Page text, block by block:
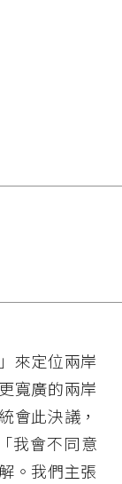
來定位兩岸
寬廣的兩岸
會此決議，
我會不同意
。我們主張